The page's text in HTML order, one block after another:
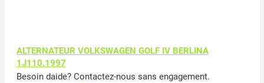
ALTERNATEUR VOLKSWAGEN GOLF IV BERLINA
1J110.1997
Besoin daide? Contactez-nous sans engagement.